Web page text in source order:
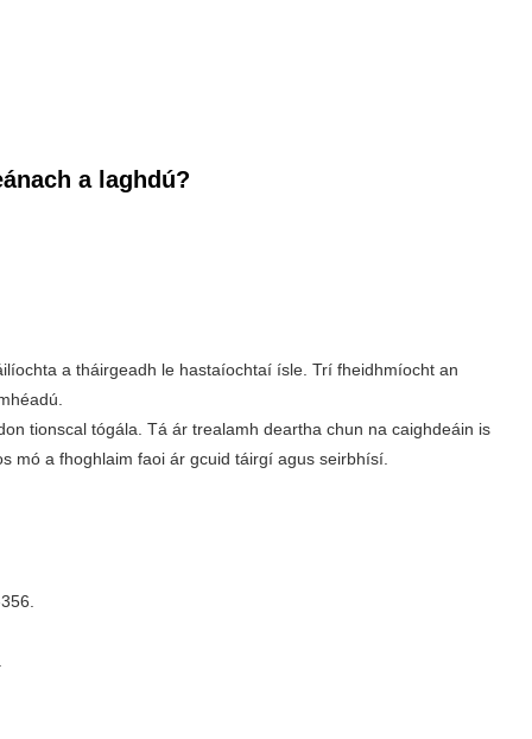
a laghdú?
a tháirgeadh le hastaíochtaí ísle. Trí fheidhmíocht an
tionscal tógála. Tá ár trealamh deartha chun na caighdeáin is
mó a fhoghlaim faoi ár gcuid táirgí agus seirbhísí.